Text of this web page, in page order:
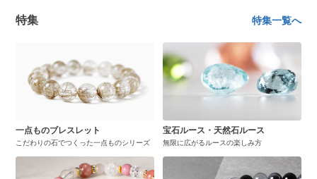
特集 特集一覧へ
一点ものブレスレット
こだわりの石でつくった一点ものシリーズ
宝石ルース・天然石ルース
無限に広がるルースの楽しみ方